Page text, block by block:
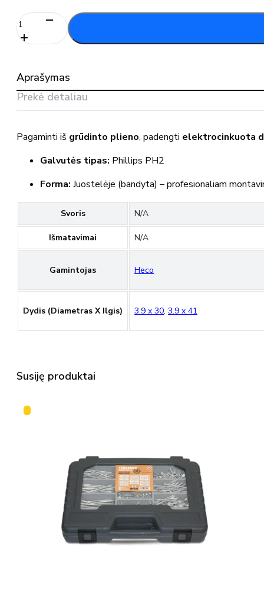
produkto
kiekis:
GKP
(medinis
tašas)
Aprašymas
Prekė detaliau
Pagaminti iš grūdinto plieno, padengti elektrocinkuota
Galvutės tipas: Phillips PH2
Forma: Juostelėje (bandyta) – profesionaliam
Svoris N/A
Išmatavimai N/A
Gamintojas Heco
Dydis (diametras X Ilgis) 3.9 x 30, 3.9 x 41
Susiję produktai